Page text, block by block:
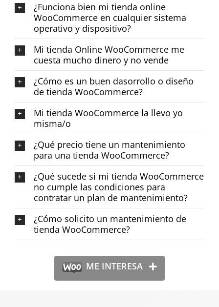
¿Funciona bien mi tienda online
WooCommerce en cualquier sistema
operativo y dispositivo?
Mi tienda Online WooCommerce me
cuesta mucho dinero y no vende
¿Cómo es un buen dasorrollo o diseño
de tienda WooCommerce?
Mi tienda WooCommerce la llevo yo
misma/o
¿Qué precio tiene un mantenimiento
para una tienda WooCommerce?
¿Qué sucede si mi tienda WooCommerce
no cumple las condiciones para
contratar un plan de mantenimiento?
¿Cómo solicito un mantenimiento de
tienda WooCommerce?
ME INTERESA